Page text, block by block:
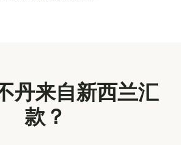
丹来自新西兰汇
款？